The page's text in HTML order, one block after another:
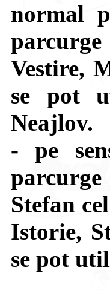
normal
Vestire,
se pot
Neajlov.
- pe
Stefan
Istorie,
se pot